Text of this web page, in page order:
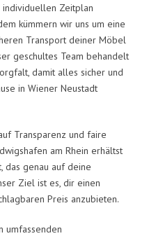
Zeitplan
kümmern wir uns um eine
Transport deiner Möbel
geschultes Team behandelt
damit alles sicher und
in Wiener Neustadt
Transparenz und faire
am Rhein erhältst
das genau auf deine
Ziel ist es, dir einen
Preis anzubieten.
umfassenden